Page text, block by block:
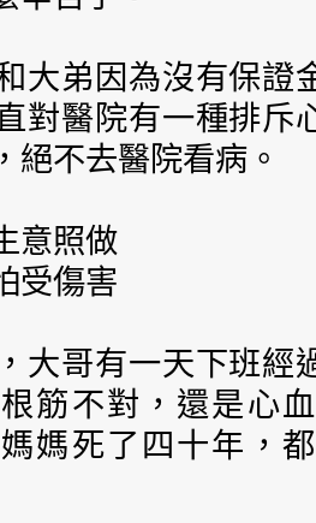
大弟因為沒有保證
對醫院有一種排斥
絕不去醫院看病。
意照做
受傷害
大哥有一天下班經
筋不對，還是心
媽媽死了四十年，